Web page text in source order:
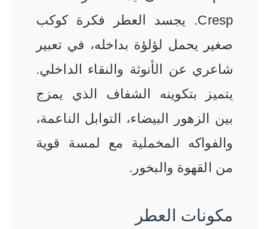
Cresp. يجسد العطر فكرة كوكب
صغير يحمل لؤلؤة بداخله، في تعبير
شاعري عن الأنوثة والنقاء الداخلي.
يتميز بتكوينه الشفاف الذي يمزج
بين الزهور البيضاء، التوابل الناعمة،
والفواكه المخملية مع لمسة قوية
من القهوة والبخور.
مكونات العطر